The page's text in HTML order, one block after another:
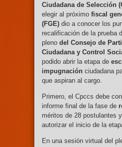
Ciudadana de Selección
elegir al próximo fiscal
(FGE) dio a conocer los
recalificación de la prueba
pleno del Consejo de
Ciudadana y Control
podido abrir la etapa de
impugnación ciudadana
que aspiran al cargo.
Primero, el Cpccs debe
informe final de la fase de
méritos de 28 postulantes
autorizar el inicio de la
En una sesión virtual del